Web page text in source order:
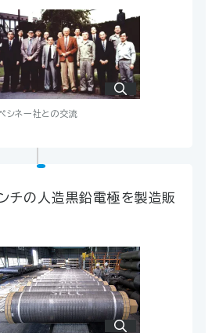
シネー社との交流
チの人造黒鉛電極を製造販
場にアルミニウム製錬用カ
ブロック専用工場を増設
級のカーボン工場となりました。
都工場全景